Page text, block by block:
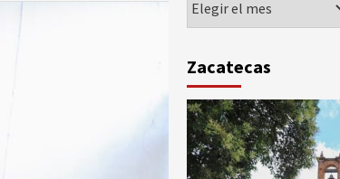
Zacatecas